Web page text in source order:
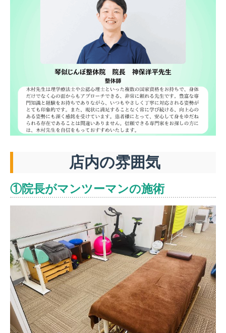
店内の雰囲気
①院長がマンツーマンの施術